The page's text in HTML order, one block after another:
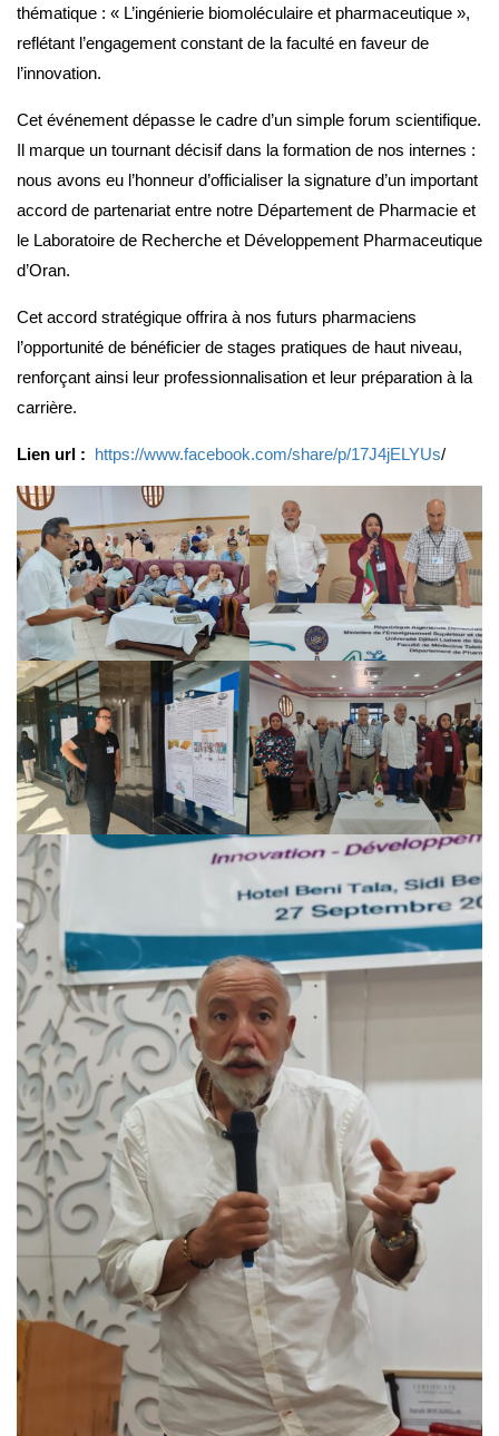
thématique : « L’ingénierie biomoléculaire et pharmaceutique »,
reflétant l’engagement constant de la faculté en faveur de
l’innovation.
Cet événement dépasse le cadre d’un simple forum scientifique.
Il marque un tournant décisif dans la formation de nos internes :
nous avons eu l’honneur d’officialiser la signature d’un important
accord de partenariat entre notre Département de Pharmacie et
le Laboratoire de Recherche et Développement Pharmaceutique
d’Oran.
Cet accord stratégique offrira à nos futurs pharmaciens
l’opportunité de bénéficier de stages pratiques de haut niveau,
renforçant ainsi leur professionnalisation et leur préparation à la
carrière.
Lien url : https://www.facebook.com/share/p/17J4jELYUs/